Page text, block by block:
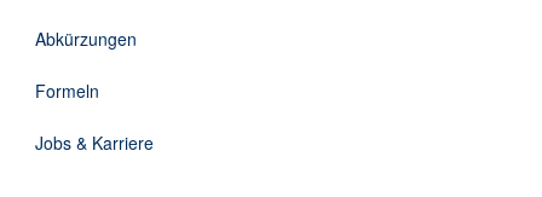
Abkürzungen
Formeln
Jobs & Karriere